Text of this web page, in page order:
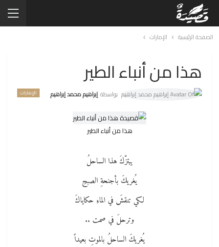
الصفحة الرئيسية الإمارات
هذا من أنباء الطير
الإمارات بواسطة إبراهيم محمد إبراهيم
هذا من أنباء الطير
يبتزّكَ هذا الساحلُ
يُغريكَ بأجنحةِ الصبحِ
لكي تنقشَ في الماءِ حكاياكَ
وترحلَ في صمت ..
يُغريكَ الساحلُ بالموتِ بعيداً